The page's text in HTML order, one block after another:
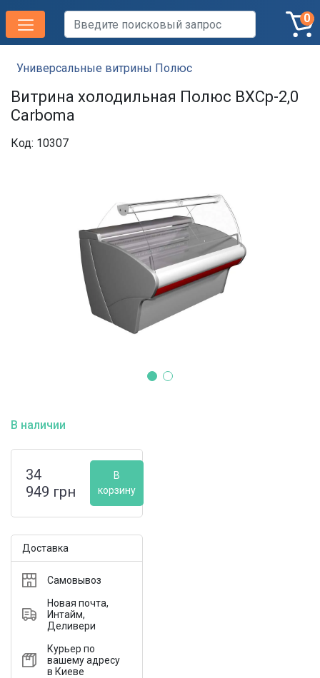
0
Универсальные витрины Полюс
Витрина холодильная Полюс ВХСр-2,0
Сarboma
Код: 10307
В наличии
34
949 грн
В
корзину
Доставка
Самовывоз
Новая почта,
Интайм,
Деливери
Курьер по
вашему адресу
в Киеве